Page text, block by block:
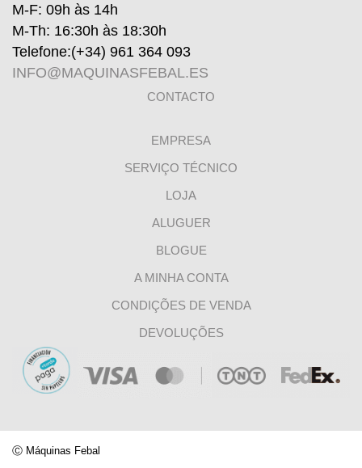
M-F: 09h às 14h
M-Th: 16:30h às 18:30h
Telefone:(+34) 961 364 093
INFO@MAQUINASFEBAL.ES
CONTACTO
EMPRESA
SERVIÇO TÉCNICO
LOJA
ALUGUER
BLOGUE
A MINHA CONTA
CONDIÇÕES DE VENDA
DEVOLUÇÕES
Ⓒ Máquinas Febal